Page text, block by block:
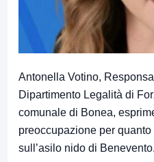
Antonella Votino,
Dipartimento Legalità di
comunale di Bonea,
preoccupazione per
sull’asilo nido di Benevento.